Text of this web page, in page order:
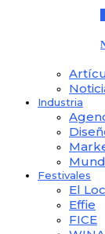
Industria
Festivales
El
Effie
FICE